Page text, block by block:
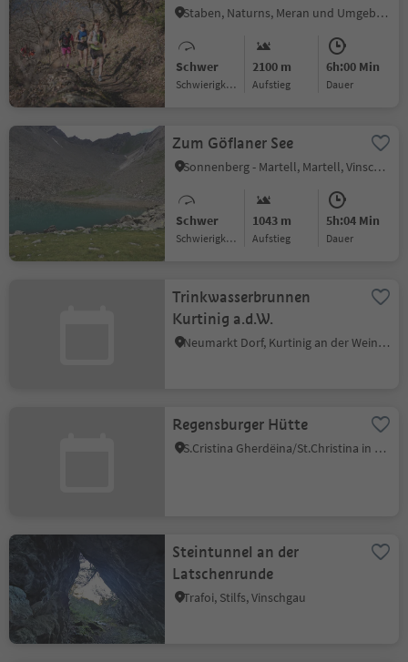
Staben, Naturns, Meran und Umgebung
Schwer
Schwierigkeitsgrad
2100 m
Aufstieg
6h:00 Min
Dauer
Zum Göflaner See
Sonnenberg - Martell, Martell, Vinschgau
Schwer
Schwierigkeitsgrad
1043 m
Aufstieg
5h:04 Min
Dauer
Trinkwasserbrunnen
Kurtinig a.d.W.
Neumarkt Dorf, Kurtinig an der Weinstraße, Südtiroler Weinstraße
Regensburger Hütte
S.Cristina Gherdëina/St.Christina in Gröden, St.Christina in Gröden, Dolomitenregion Gröden
Steintunnel an der
Latschenrunde
Trafoi, Stilfs, Vinschgau